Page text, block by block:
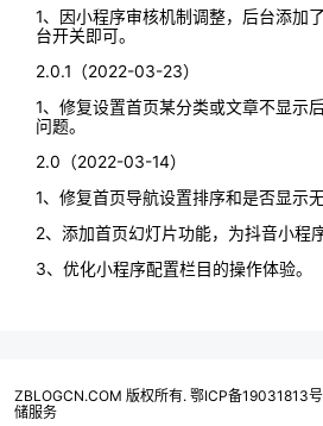
1、因小程序审核机制调整，后台添加
台开关即可。
2.0.1（2022-03-23）
1、修复设置首页某分类或文章不显示
问题。
2.0（2022-03-14）
1、修复首页导航设置排序和是否显示
2、添加首页幻灯片功能，为抖音小程
3、优化小程序配置栏目的操作体验。
ZBLOGCN.COM 版权所有. 鄂ICP备19031813
储服务